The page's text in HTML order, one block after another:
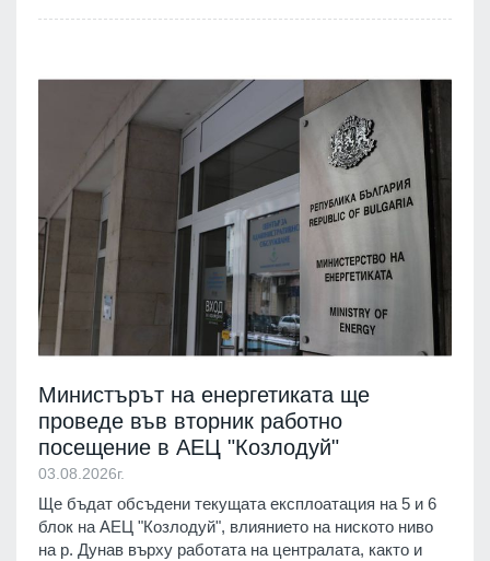
Министърът на енергетиката ще
проведе във вторник работно
посещение в АЕЦ "Козлодуй"
03.08.2026г.
Ще бъдат обсъдени текущата експлоатация на 5 и 6
блок на АЕЦ "Козлодуй", влиянието на ниското ниво
на р. Дунав върху работата на централата, както и